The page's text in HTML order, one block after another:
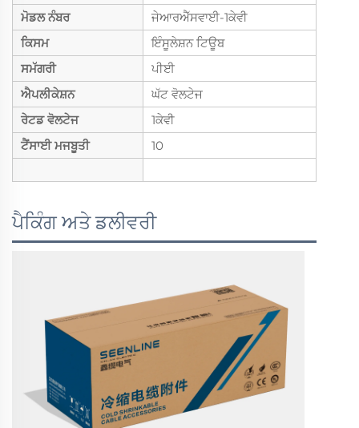
ਮੋਡਲ ਨੰਬਰ
ਜੇਆਰਐੱਸਵਾਈ-1ਕੇਵੀ
ਕਿਸਮ
ਇੰਸੂਲੇਸ਼ਨ ਟਿਊਬ
ਸਮੱਗਰੀ
ਪੀਈ
ਐਪਲੀਕੇਸ਼ਨ
ਘੱਟ ਵੋਲਟੇਜ
ਰੇਟਡ ਵੋਲਟੇਜ
1ਕੇਵੀ
ਟੈਂਸਾਈ ਮਜਬੂਤੀ
10
ਪੈਕਿੰਗ ਅਤੇ ਡਲੀਵਰੀ